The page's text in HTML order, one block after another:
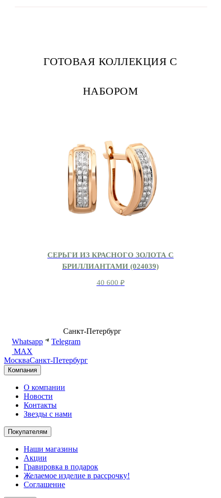
ГОТОВАЯ КОЛЛЕКЦИЯ С
НАБОРОМ
СЕРЬГИ ИЗ КРАСНОГО ЗОЛОТА С
БРИЛЛИАНТАМИ (024039)
40 600 ₽
Санкт-Петербург
Whatsapp
Telegram
MAX
МоскваСанкт-Петербург
Компания
О компании
Новости
Контакты
Звезды с нами
Покупателям
Наши магазины
Акции
Гравировка в подарок
Желаемое изделие в рассрочку!
Соглашение